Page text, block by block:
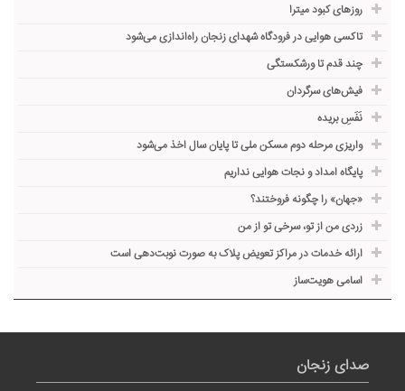
روزهای کبود میترا
تاکسی هوایی در فرودگاه شهدای زنجان راه‌اندازی می‌شود
چند قدم تا ورشکستگی
فیش‌های سرگردان
نَفَسِ بریده
واریزی مرحله دوم مسکن ملی تا پایان سال اخذ می‌شود
پایگاه امداد و نجات هوایی نداریم
«جهان» را چگونه فروختند؟
زردی من از تو، سرخی تو از من
ارائه خدمات در مراکز تعویض پلاک به صورت نوبت‌دهی است
اسامی هویت‌ساز
صدای زنجان